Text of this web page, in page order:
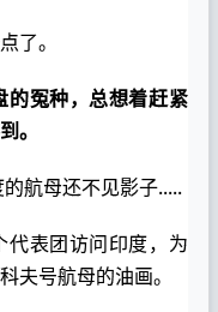
了。
的冤种，总想着赶紧
。
航母还不见影子.....
代表团访问印度，为
号航母的油画。